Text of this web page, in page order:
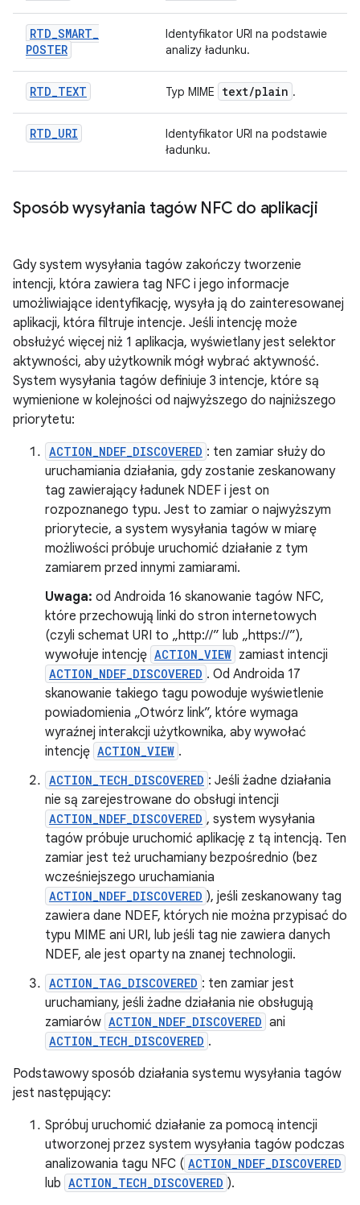
RTD_SMART_
POSTER
Identyfikator URI na podstawie
analizy ładunku.
RTD_TEXT Typ MIME text/plain .
RTD_URI
Identyfikator URI na podstawie
ładunku.
Sposób wysyłania tagów NFC do aplikacji
Gdy system wysyłania tagów zakończy tworzenie
intencji, która zawiera tag NFC i jego informacje
umożliwiające identyfikację, wysyła ją do zainteresowanej
aplikacji, która filtruje intencje. Jeśli intencję może
obsłużyć więcej niż 1 aplikacja, wyświetlany jest selektor
aktywności, aby użytkownik mógł wybrać aktywność.
System wysyłania tagów definiuje 3 intencje, które są
wymienione w kolejności od najwyższego do najniższego
priorytetu:
ACTION_NDEF_DISCOVERED : ten zamiar służy do
uruchamiania działania, gdy zostanie zeskanowany
tag zawierający ładunek NDEF i jest on
rozpoznanego typu. Jest to zamiar o najwyższym
priorytecie, a system wysyłania tagów w miarę
możliwości próbuje uruchomić działanie z tym
zamiarem przed innymi zamiarami.
Uwaga: od Androida 16 skanowanie tagów NFC,
które przechowują linki do stron internetowych
(czyli schemat URI to „http://” lub „https://”),
wywołuje intencję ACTION_VIEW zamiast intencji
ACTION_NDEF_DISCOVERED . Od Androida 17
skanowanie takiego tagu powoduje wyświetlenie
powiadomienia „Otwórz link”, które wymaga
wyraźnej interakcji użytkownika, aby wywołać
intencję ACTION_VIEW .
ACTION_TECH_DISCOVERED : Jeśli żadne działania
nie są zarejestrowane do obsługi intencji
ACTION_NDEF_DISCOVERED , system wysyłania
tagów próbuje uruchomić aplikację z tą intencją. Ten
zamiar jest też uruchamiany bezpośrednio (bez
wcześniejszego uruchamiania
ACTION_NDEF_DISCOVERED ), jeśli zeskanowany tag
zawiera dane NDEF, których nie można przypisać do
typu MIME ani URI, lub jeśli tag nie zawiera danych
NDEF, ale jest oparty na znanej technologii.
ACTION_TAG_DISCOVERED : ten zamiar jest
uruchamiany, jeśli żadne działania nie obsługują
zamiarów ACTION_NDEF_DISCOVERED ani
ACTION_TECH_DISCOVERED .
Podstawowy sposób działania systemu wysyłania tagów
jest następujący:
Spróbuj uruchomić działanie za pomocą intencji
utworzonej przez system wysyłania tagów podczas
analizowania tagu NFC ( ACTION_NDEF_DISCOVERED
lub ACTION_TECH_DISCOVERED ).